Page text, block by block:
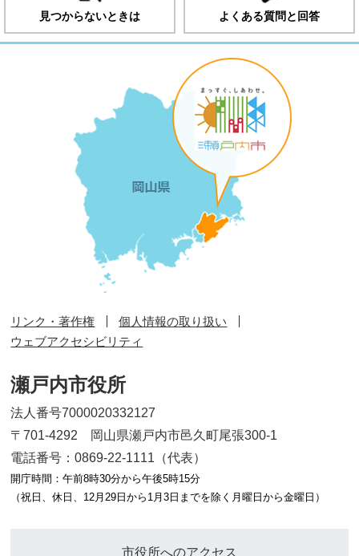
見つからないときは よくある質問と回答
リンク・著作権
個人情報の取り扱い
ウェブアクセシビリティ
瀬戸内市役所
法人番号7000020332127
〒701-4292 岡山県瀬戸内市邑久町尾張300-1
電話番号：0869-22-1111（代表）
開庁時間：午前8時30分から午後5時15分
（祝日、休日、12月29日から1月3日までを除く月曜日から金曜日）
市役所へのアクセス